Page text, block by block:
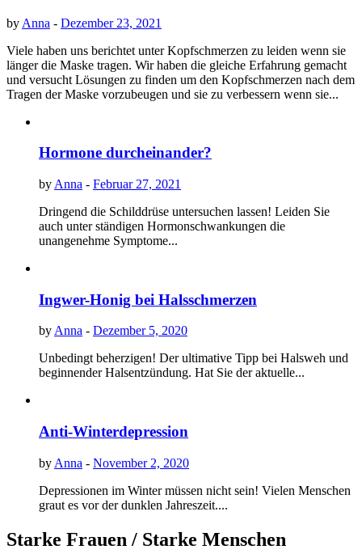
by Anna - Dezember 23, 2021
Viele haben uns berichtet unter Kopfschmerzen zu leiden wenn sie
länger die Maske tragen. Wir haben die gleiche Erfahrung gemacht
und versucht Lösungen zu finden um den Kopfschmerzen nach dem
Tragen der Maske vorzubeugen und sie zu verbessern wenn sie...
Hormone durcheinander?
by Anna - Februar 27, 2021
Dringend die Schilddrüse untersuchen lassen! Leiden Sie
auch unter ständigen Hormonschwankungen die
unangenehme Symptome...
Ingwer-Honig bei Halsschmerzen
byAnna - Dezember 5, 2020
Unbedingt beherzigen! Der ultimative Tipp bei Halsweh und
beginnender Halsentzündung. Hat Sie der aktuelle...
Anti-Winterdepression
by Anna - November 2, 2020
Depressionen im Winter müssen nicht sein! Vielen Menschen
graut es vor der dunklen Jahreszeit....
Starke Frauen / Starke Menschen